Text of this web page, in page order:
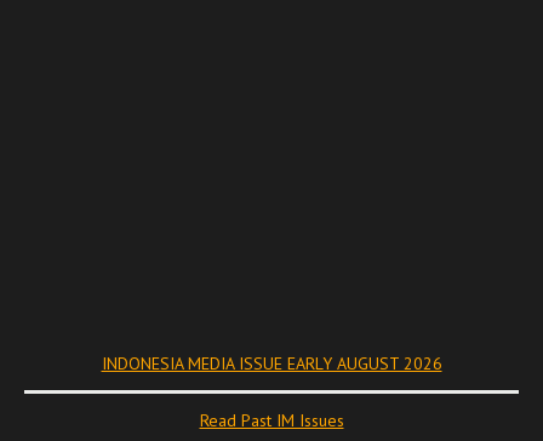
INDONESIA MEDIA ISSUE EARLY AUGUST 2026
Read Past IM Issues